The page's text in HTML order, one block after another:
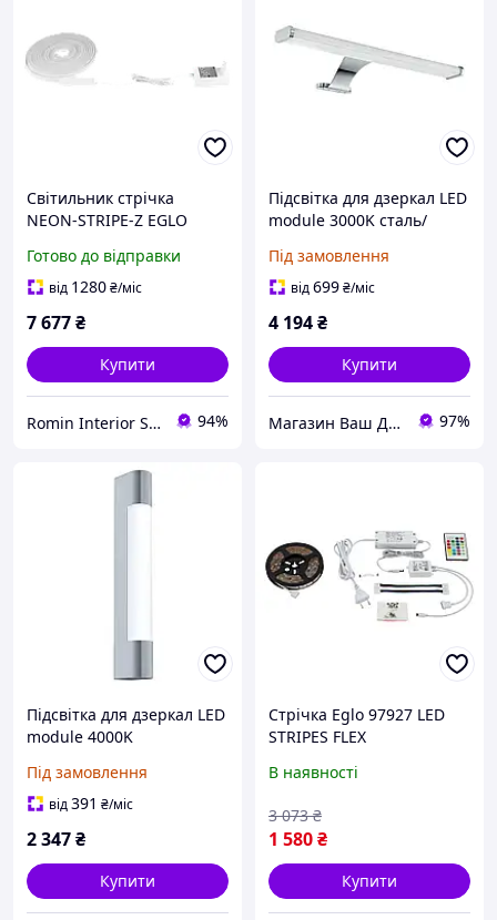
Світильник стрічка
NEON-STRIPE-Z EGLO
Готово до відправки
від 1280₴/міс
7 677₴
Купити
Romin Interior Store 94%
Підсвітка для дзеркал LED
module 3000K сталь/
см
Під замовлення
від699₴/міс
4 194₴
Купити
Магазин Ваш ДЕКОР 97%
Підсвітка для дзеркал LED
module 4000K
пластик 35х4х6.5 см
Під замовлення
від391 ₴/міс
2 347₴
Купити
Стрічка Eglo 97927 LED
STRIPES FLEX
В наявності
1 580₴
3 073 ₴
Купити